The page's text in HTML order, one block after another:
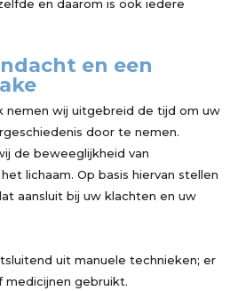
en daarom is ook iedere
en een
nemen wij uitgebreid de tijd om uw
door te nemen.
de beweeglijkheid van
lichaam. Op basis hiervan stellen
aansluit bij uw klachten en uw
uit manuele technieken; er
medicijnen gebruikt.